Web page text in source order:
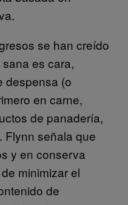
se han creído
es cara,
despensa (o
en carne,
de panadería,
Flynn señala que
y en conserva
minimizar el
de